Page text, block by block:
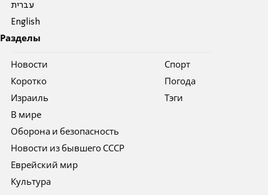
עברית
English
Разделы
Новости
Коротко
Израиль
В мире
Оборона и безопасность
Новости из бывшего СССР
Еврейский мир
Культура
Спорт
Погода
Тэги